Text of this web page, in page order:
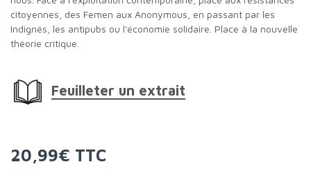
citoyennes, des Femen aux Anonymous, en passant par les
Indignés, les antipubs ou l'économie solidaire. Place à la nouvelle
théorie critique.
Feuilleter un extrait
20,99€ TTC